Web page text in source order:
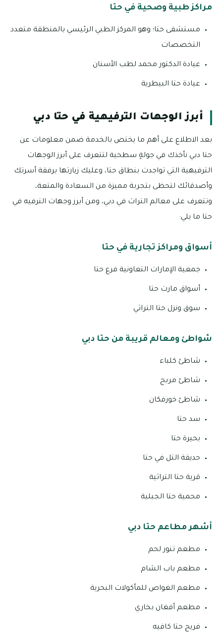
مراكز طبية وصحية في حتا
مستشفى حتا؛ وهو المركز الطبي الرئيسي بالمنطقة متعدد
التخصصات
عيادة الدكتور محمد لطب الأسنان
عيادة حتا البيطرية
أبرز الوجهات الترفيهية في حتا دبي
بعد الاطلاع على أهم ما يختص بالخدمة ضمن معلومات عن
حتا دبي نأخذك في جولةٍ سطحية لتتعرف على أبرز الوجهات
الترفيهية التي تواجدت بنطاق حتا، وعليك زيارتها برفقة أسرتك
وأصدقائك لتحظى بتجربة مميزة من السعادة والمتعة،
وتتعرف على معالم التراث في دبي، ومن أبرز وجهات الترفيه في
حتا ما يلي:
أسواق ومراكز تجارية في حتا
جمعية الإمارات التعاونية فرع حتا
أسواق مارت حتا
سوق ونزل حتا التراثي
شواطئ ومعالم قريبة من حتا دبي
شاطئ كلباء
شاطئ مربح
شاطئ خورفكان
سد حتا
بحيرة حتا
حديقة التل في حتا
قرية حتا التراثية
محمية حتا الجبلية
أشهر مطاعم حتا دبي
مطعم تنور لحم
مطعم باب الشام
مطعم الغواص للمأكولات البحرية
مطعم أفغان بخاري
فريج حتا كافيه